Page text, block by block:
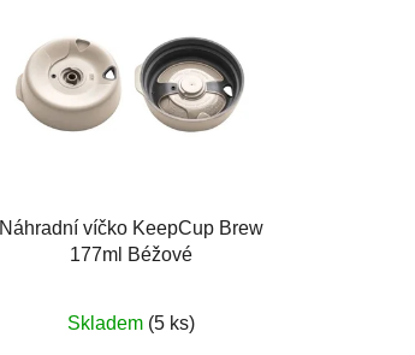
Náhradní víčko KeepCup Brew
177ml Béžové
Skladem (5 ks)